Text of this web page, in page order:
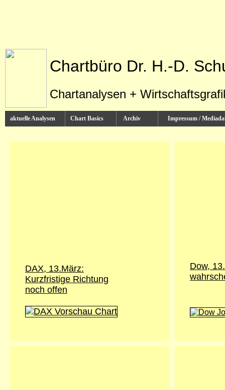
Chartbüro Dr. H.-D.
Chartanalysen +
aktuelle Analysen Chart Basics Archiv Impressum /
DAX, 13.März:
Kurzfristige Richtung
noch offen
Dow,